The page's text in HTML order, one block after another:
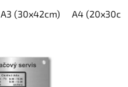
A3 (30x42cm) A4